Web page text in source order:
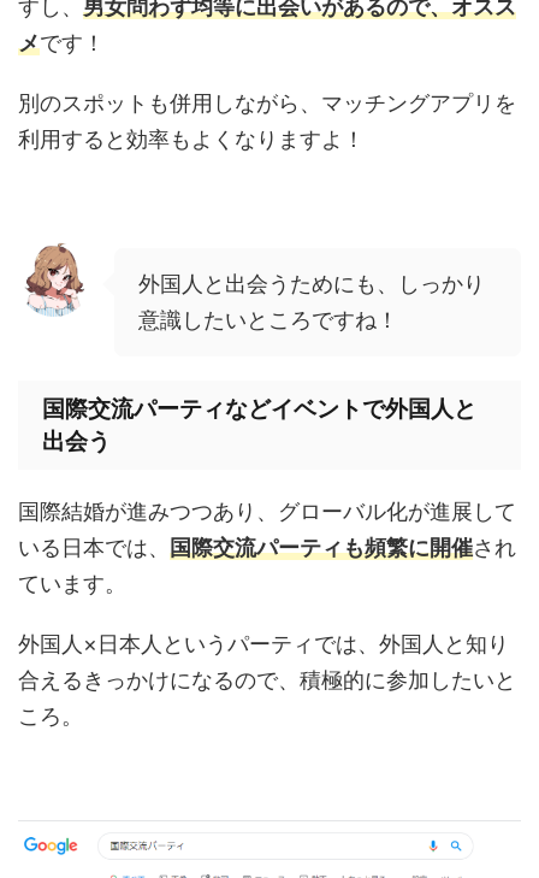
すし、 男女問わず均等に出会いがあるので、オスス
メです！
別のスポットも併用しながら、マッチングアプリを
利用すると効率もよくなりますよ！
外国人と出会うためにも、しっかり
意識したいところですね！
国際交流パーティなどイベントで外国人と
出会う
国際結婚が進みつつあり、グローバル化が進展して
いる日本では、 国際交流パーティも頻繁に開催され
ています。
外国人×日本人というパーティでは、外国人と知り
合えるきっかけになるので、積極的に参加したいと
ころ。